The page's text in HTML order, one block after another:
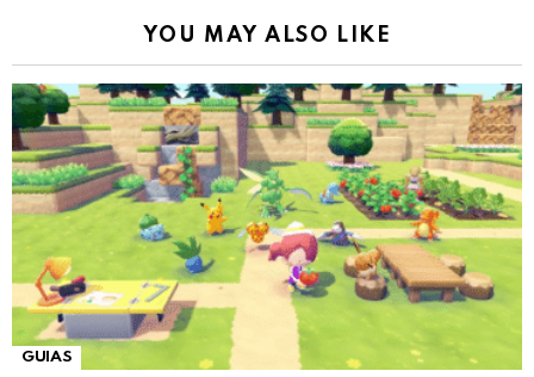
YOU MAY ALSO LIKE
GUIAS